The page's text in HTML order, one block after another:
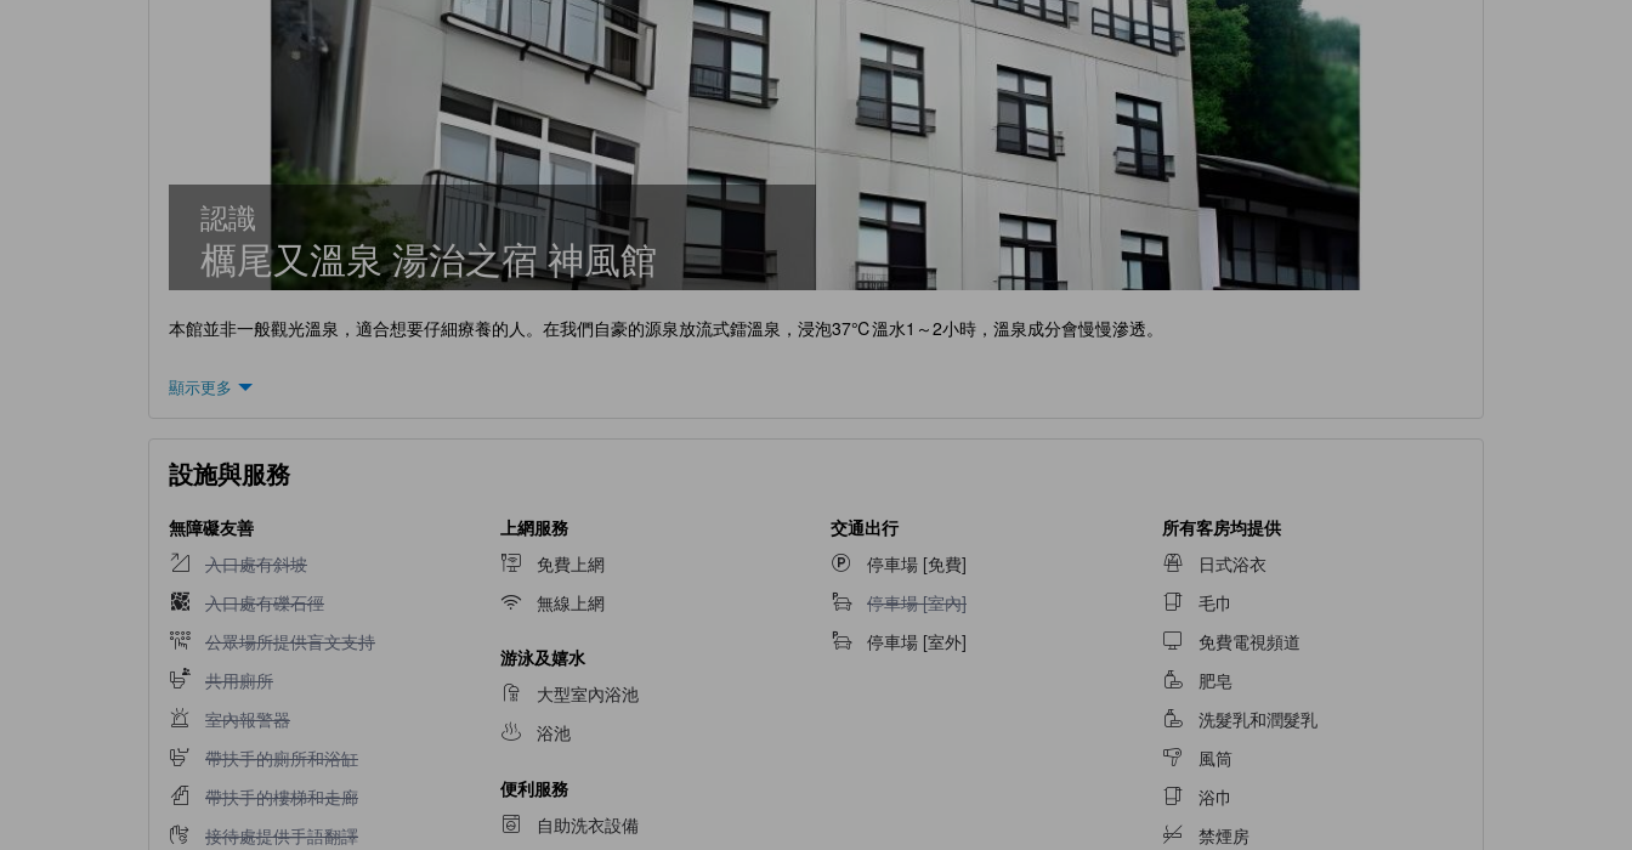
認識
櫔尾又溫泉 湯治之宿 神風館
本館並非一般觀光溫泉，適合想要仔細療養的人。在我們自豪的源泉放流式鐳溫泉，浸泡37℃溫水1～2小時，溫泉成分會慢慢滲透。
顯示更多
設施與服務
無障礙友善
入口處有斜坡不適用
入口處有斜坡
入口處有礫石徑不適用
入口處有礫石徑
公眾場所提供盲文支持不適用
公眾場所提供盲文支持
共用廁所不適用
共用廁所
室內報警器不適用
室內報警器
帶扶手的廁所和浴缸不適用
帶扶手的廁所和浴缸
帶扶手的樓梯和走廊不適用
帶扶手的樓梯和走廊
接待處提供手語翻譯不適用
接待處提供手語翻譯
上網服務
免費上網
無線上網
游泳及嬉水
大型室內浴池
浴池
便利服務
自助洗衣設備
交通出行
停車場 [免費]
停車場 [室內]不適用
停車場 [室內]
停車場 [室外]
所有客房均提供
日式浴衣
毛巾
免費電視頻道
肥皂
洗髮乳和潤髮乳
風筒
浴巾
禁煙房